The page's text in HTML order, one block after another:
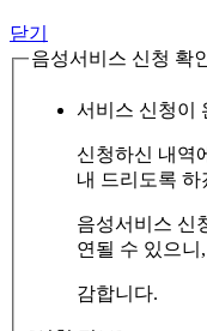
닫기
음성서비스 신청 확
서비스 신청이
신청하신 내역
내 드리도록 하
음성서비스 신
연될 수 있으니
감합니다.